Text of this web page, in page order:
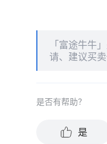
「富途牛牛
请、建议买
是否有帮助？
是